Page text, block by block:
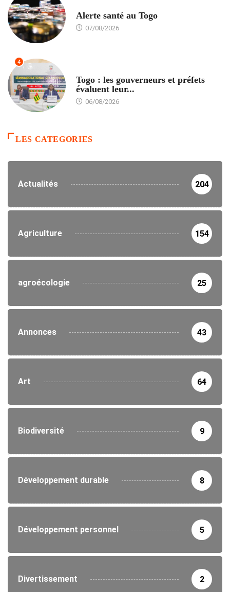
Alerte santé au Togo
07/08/2026
4
Togo : les gouverneurs et préfets
évaluent leur...
06/08/2026
LES CATEGORIES
Actualités 204
Agriculture 154
agroécologie 25
Annonces 43
Art 64
Biodiversité 9
Développement durable 8
Développement personnel 5
Divertissement 2